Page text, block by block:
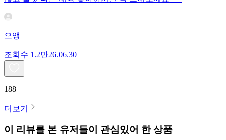
으앵
조회수 1.2만26.06.30
188
더보기
이 리뷰를 본 유저들이 관심있어 한 상품